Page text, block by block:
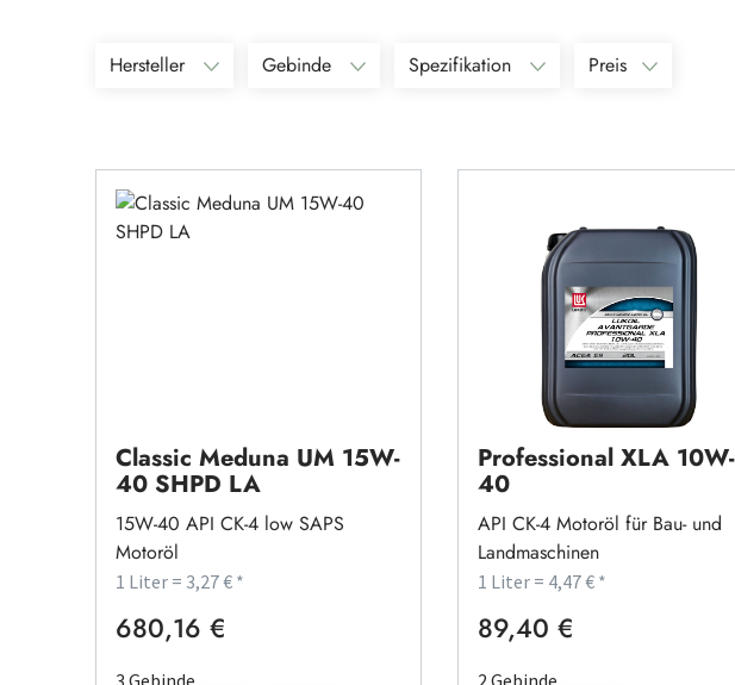
Hersteller Gebinde Spezifikation Preis
Classic Meduna UM 15W-
40 SHPD LA
15W-40 API CK-4 low SAPS
Motoröl
1 Liter = 3,27 € *
Regulärer Preis:
680,16 €
Lukoil Avantgarde
Professional XLA 10W-
40
API CK-4 Motoröl für Bau- und
Landmaschinen
1 Liter = 4,47 € *
Regulärer Preis:
89,40 €